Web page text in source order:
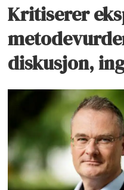
Kritiserer
diskusjon,